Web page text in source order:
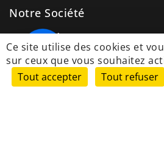
Ce site utilise des cookies et
sur ceux que vous souhaitez
Tout accepter
Tout refuser
Notre Société
Nos Guides
© 2026 - Site Web développé